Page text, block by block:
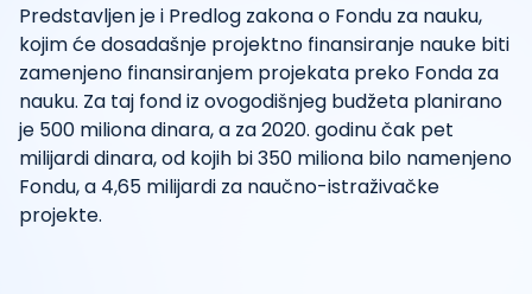
Predstavljen je i Predlog zakona o Fondu za nauku,
kojim će dosadašnje projektno finansiranje nauke biti
zamenjeno finansiranjem projekata preko Fonda za
nauku. Za taj fond iz ovogodišnjeg budžeta planirano
je 500 miliona dinara, a za 2020. godinu čak pet
milijardi dinara, od kojih bi 350 miliona bilo namenjeno
Fondu, a 4,65 milijardi za naučno-istraživačke
projekte.